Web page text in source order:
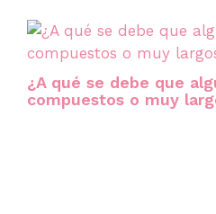
¿A qué se debe que
compuestos o muy